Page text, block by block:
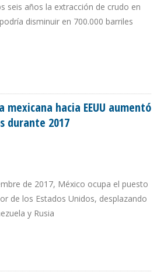
seis años la extracción de crudo en
disminuir en 700.000 barriles
hacia EEUU aumentó
durante 2017
de 2017, México ocupa el puesto
de los Estados Unidos, desplazando
y Rusia